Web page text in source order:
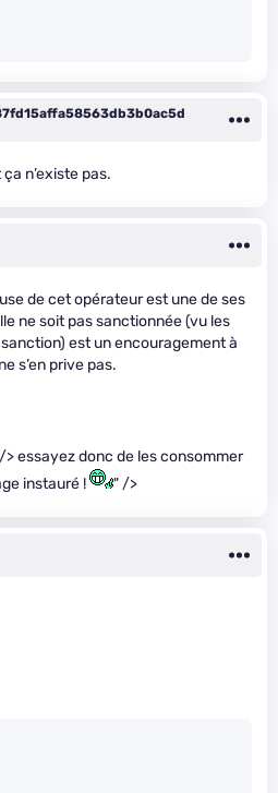
n’existe pas.
de cet opérateur est une de ses
ne soit pas sanctionnée (vu les
est un encouragement à
s’en prive pas.
> essayez donc de les consommer
instauré !
" />